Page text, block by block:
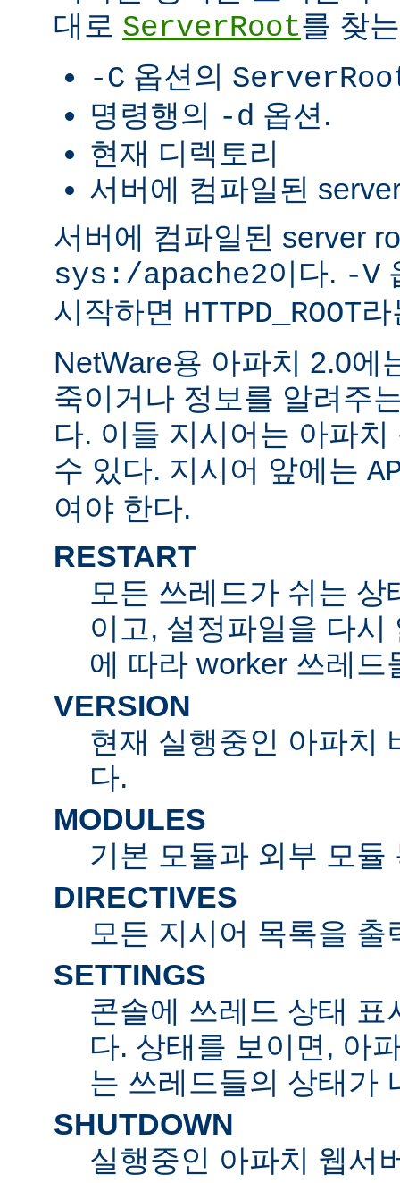
대로 ServerRoot를 찾
-C 옵션의
명령행의 -d 옵션.
현재 디렉토리
서버에 컴파일된
서버에 컴파일된 server
sys:/apache2이다. -V
시작하면 HTTPD_ROOT
NetWare용 아파치 2.0에
죽이거나 정보를 알려주
다. 이들 지시어는 아파
수 있다. 지시어 앞에는
여야 한다.
RESTART
모든 쓰레드가 쉬는
이고, 설정파일을 다
에 따라 worker 쓰레드
VERSION
현재 실행중인 아파치
다.
MODULES
기본 모듈과 외부 모듈
DIRECTIVES
모든 지시어 목록을 출
SETTINGS
콘솔에 쓰레드 상태 표
다. 상태를 보이면, 아
는 쓰레드들의 상태가
SHUTDOWN
실행중인 아파치 웹서